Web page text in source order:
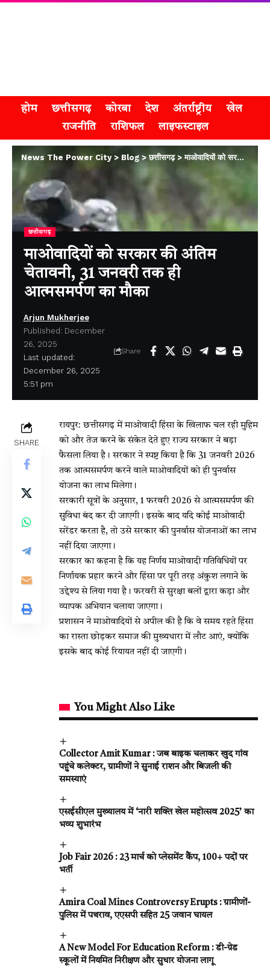
होम छत्तीसगढ़ कोरबा देश अंतर्राष्ट्रीय
खेल
राजनीति
राशिफल लाइफस्टाइल
News The Power City> Blog>छत्तीसगढ़>माओवादियों को सरकार की अंतिम चेतावनी, 31 जनवरी तक ही आत्मसमर्पण का मौका
छत्तीसगढ़
माओवादियों को सरकार की अंतिम
चेतावनी, 31 जनवरी तक ही
आत्मसमर्पण का मौका
Last updated:
December 26, 2025
5:51 pm
Arjun Mukherjee
Published: December
26, 2025
Share
SHARE
रायपुर: छत्तीसगढ़ में माओवादी हिंसा के खिलाफ चल रही मुहिम
को और तेज करने के संकेत देते हुए राज्य सरकार ने बड़ा
फैसला लिया है। सरकार ने स्पष्ट किया है कि 31 जनवरी 2026
तक आत्मसमर्पण करने वाले माओवादियों को ही पुनर्वास
योजना का लाभ मिलेगा।
सरकारी सूत्रों के अनुसार, 1 फरवरी 2026 से आत्मसमर्पण की
सुविधा बंद कर दी जाएगी। इसके बाद यदि कोई माओवादी
सरेंडर करता है, तो उसे सरकार की पुनर्वास योजनाओं का लाभ
नहीं दिया जाएगा।
सरकार का कहना है कि यह निर्णय माओवादी गतिविधियों पर
निर्णायक प्रहार करने और हिंसा पर पूरी तरह अंकुश लगाने के
उद्देश्य से लिया गया है। फरवरी से सुरक्षा बलों द्वारा कड़ा और
व्यापक अभियान चलाया जाएगा।
प्रशासन ने माओवादियों से अपील की है कि वे समय रहते हिंसा
का रास्ता छोड़कर समाज की मुख्यधारा में लौट आएं, क्योंकि
इसके बाद कोई रियायत नहीं दी जाएगी।
You Might Also Like
Collector Amit Kumar : जब बाइक चलाकर खुद गांव
पहुंचे कलेक्टर, ग्रामीणों ने सुनाई राशन और बिजली की
समस्याएं
एसईसीएल मुख्यालय में ‘नारी शक्ति खेल महोत्सव 2025’ का
भव्य शुभारंभ
Job Fair 2026 : 23 मार्च को प्लेसमेंट कैंप, 100+ पदों पर
भर्ती
Amira Coal Mines Controversy Erupts : ग्रामीणों-
पुलिस में पथराव, एएसपी सहित 25 जवान घायल
A New Model For Education Reform : डी-ग्रेड
स्कूलों में नियमित निरीक्षण और सुधार योजना लागू